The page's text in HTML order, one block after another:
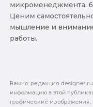
микроменеджмента,
Ценим
мышление и
работы.
Важно: pедакция
информацию в этой
графические